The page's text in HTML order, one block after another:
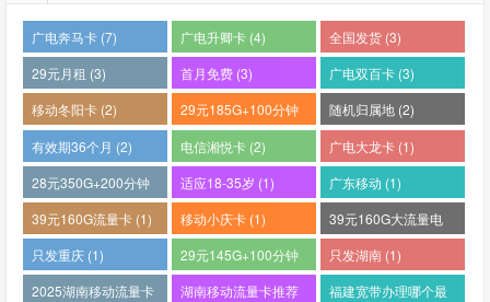
广电奔马卡 (7) 广电升卿卡 (4)
全国发货 (3)
29元月租 (3)
首月免费 (3)
广电双百卡 (3)
移动冬阳卡 (2)
29元185G+100分钟
(2)
随机归属地 (2)
有效期36个月 (2)
电信湘悦卡 (2)
广电大龙卡 (1)
28元350G+200分钟
(1)
适应18-35岁 (1)
广东移动 (1)
39元160G流量卡 (1)
移动小庆卡 (1)
39元160G大流量电
话卡 (1)
只发重庆 (1)
29元145G+100分钟
(1)
只发湖南 (1)
2025湖南移动流量卡
湖南移动流量卡推荐
福建宽带办理哪个最